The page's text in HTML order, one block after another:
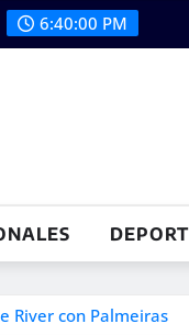
6:40:02 PM
River con Palmeiras